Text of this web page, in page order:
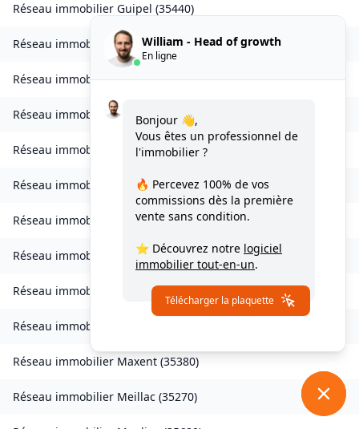
Réseau immobilier Guipel (35440)
Réseau immobilierL'Hermitage(35590)
Réseau immobilierLaillé(35890)
Réseau immobilierLandavran( 35450
Réseau immobilier Livré-sur-Changeon
Réseau immobilier Lohéac(35550)
Réseau immobilier Longaulnay(35190)
Réseau immobilier Loutehel(35330)
Réseau immobilier Louvigné-du-Désert
Réseau immobilier
Réseau immobilier Maxent (35380)
Réseau immobilier Meillac (35270)
William - Head of growth
En ligne
Bonjour 👋,
Vous êtes un professionnel de
l'immobilier ?
🔥 Percevez 100% de vos
commissions dès la première
vente sans condition.
⭐ Découvrez notre logiciel
immobilier tout-en-un.
Télécharger la plaquette